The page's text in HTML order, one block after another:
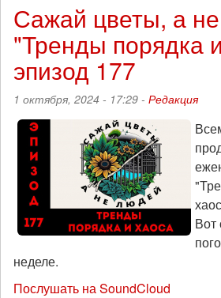
проект
конфедеративной
Сирии
с
курдами
в
медиатора
получает
исторический
шанс
Сажай цветы, а
"Тренды порядка
эпизод 177
1 октября, 2024 - 17:29 - Редакция
Вот
неделе.
Послушать на SoundCloud